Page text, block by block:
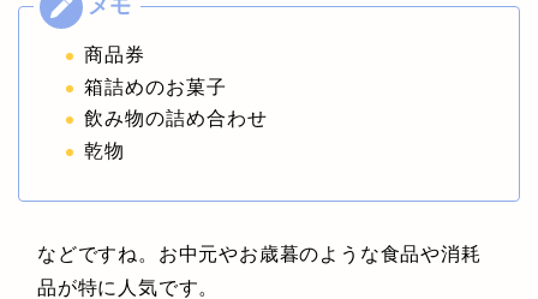
商品券
箱詰めのお菓子
飲み物の詰め合わせ
乾物
などですね。お中元やお歳暮のような食品や消耗
品が特に人気です。